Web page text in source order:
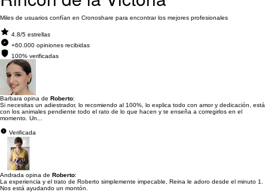
Miles de usuarios confían en Cronoshare para encontrar los mejores profesionales
4.8/5 estrellas
+60.000 opiniones recibidas
100% verificadas
Barbara opina de Roberto:
Si necesitas un adiestrador, lo recomiendo al 100%, lo explica todo con amor y dedicación, está
con los animales pendiente todo el rato de lo que hacen y te enseña a corregirlos en el
momento. Un...
Verificada
Andrada opina de Roberto:
La experiencia y el trato de Roberto simplemente impecable, Reina le adoro desde el minuto 1.
Nos está ayudando un montón.